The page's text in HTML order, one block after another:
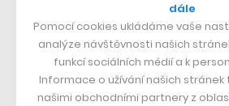
dále
Pomocí cookies ukládáme vaše
analýze návštěvnosti našich
funkcí sociálních médií a k
Informace o užívání našich stránek
našimi obchodními partnery z